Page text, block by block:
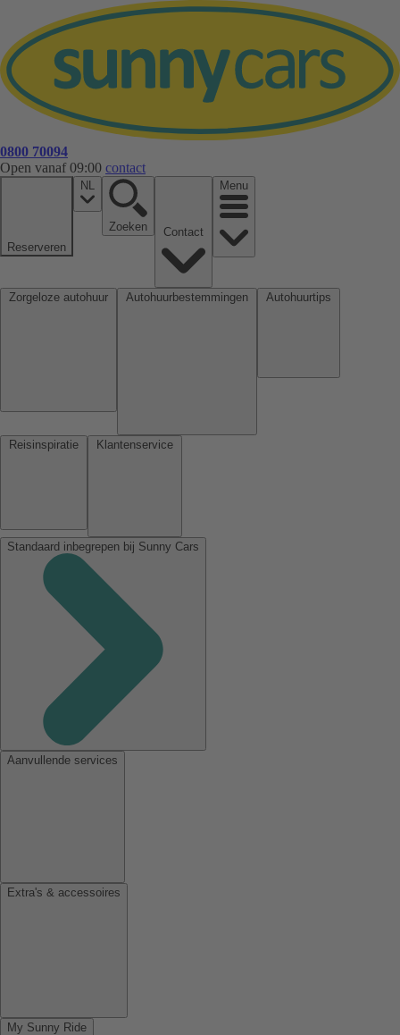
0800 70094
Open vanaf 09:00 contact
Reserveren
NL
Zoeken
Menu
Standaard inbegrepen bij Sunny Cars
Aanvullende services
Extra's & accessoires
My Sunny Ride